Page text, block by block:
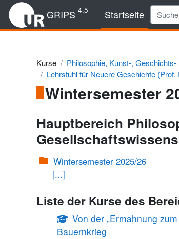
Zum Hauptinhalt
GRIPS 4.5 Startseite
Kurse Philosophie, Kunst-,
Lehrstuhl für Neuere Geschichte (Prof.
Wintersemester
Hauptbereich
Wintersemester 2025/26
[...]
Liste der Kurse des
Von der „Ermahnung
Bauernkrieg